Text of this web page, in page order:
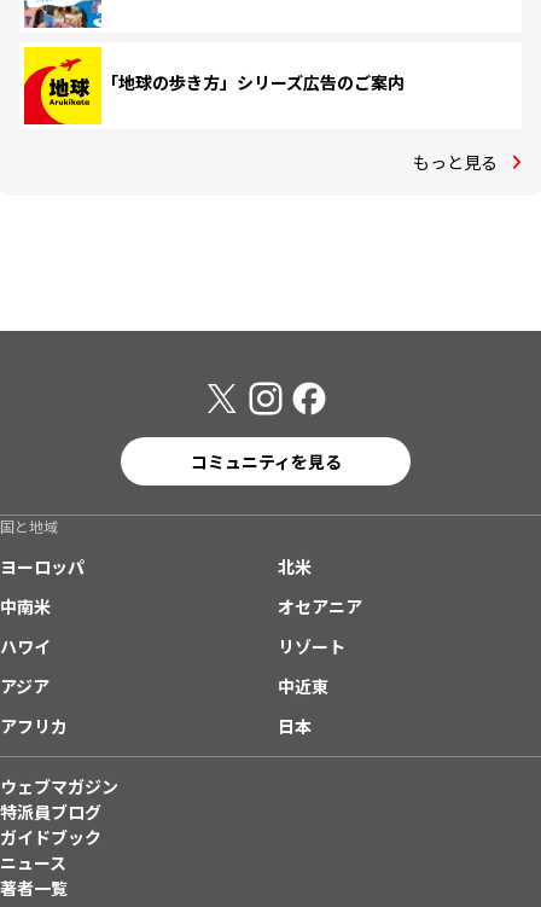
「地球の歩き方」シリーズ広告のご案内
もっと見る
コミュニティを見る
国と地域
ヨーロッパ
北米
中南米
オセアニア
ハワイ
リゾート
アジア
中近東
アフリカ
日本
ウェブマガジン
特派員ブログ
ガイドブック
ニュース
著者一覧